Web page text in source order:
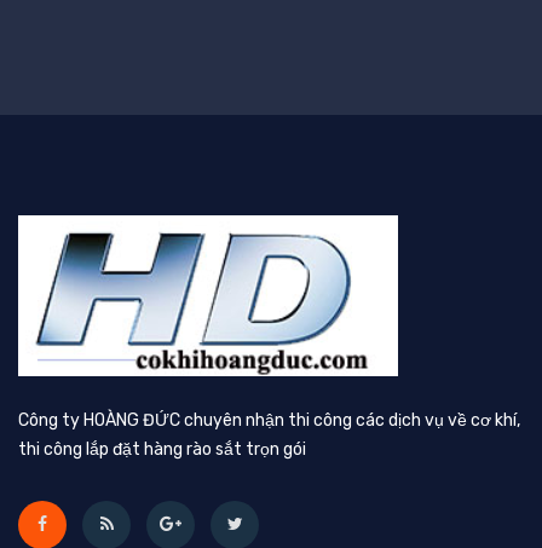
Công ty HOÀNG ĐỨC chuyên nhận thi công các dịch vụ về cơ khí,
thi công lắp đặt hàng rào sắt trọn gói